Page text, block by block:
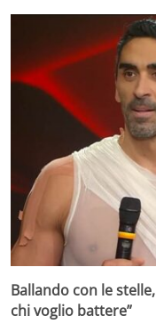
Ballando con le
chi voglio battere”